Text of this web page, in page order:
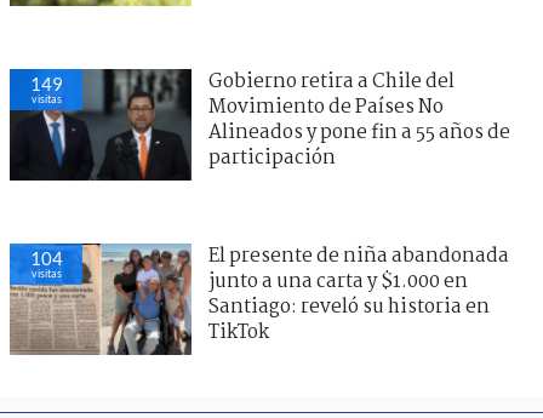
149
visitas
Gobierno retira a Chile del
Movimiento de Países No
Alineados y pone fin a 55 años de
participación
104
visitas
El presente de niña abandonada
junto a una carta y $1.000 en
Santiago: reveló su historia en
TikTok